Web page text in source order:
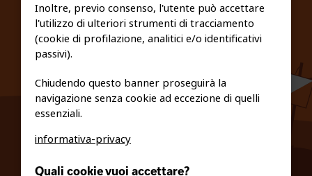
PRIVACY E COOKIE POLICY
Inoltre, previo consenso, l'utente può accettare
l'utilizzo di ulteriori strumenti di tracciamento
(cookie di profilazione, analitici e/o identificativi
passivi).
Chiudendo questo banner proseguirà la
navigazione senza cookie ad eccezione di quelli
essenziali.
informativa-privacy
Quali cookie vuoi accettare?